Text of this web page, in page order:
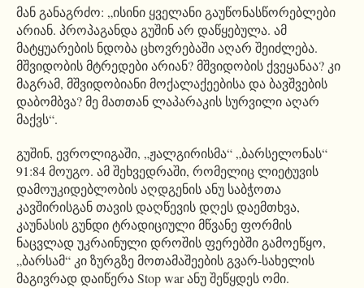
მან განაგრძო: „ისინი ყველანი გაუწონასწორებლები
არიან. პროპაგანდა გუშინ არ დაწყებულა. ამ
მატყუარების ნდობა ცხოვრებაში აღარ შეიძლება.
მშვიდობის მტრედები არიან? მშვიდობის ქვეყანაა? კი
მაგრამ, მშვიდობიანი მოქალაქეებისა და ბავშვების
დაბომბვა? მე მათთან ლაპარაკის სურვილი აღარ
მაქვს“.
გუშინ, ევროლიგაში, „ჟალგირისმა“ „ბარსელონას“
91:84 მოუგო. ამ შეხვედრაში, რომელიც ლიეტუვის
დამოუკიდებლობის აღდგენის ანუ საბჭოთა
კავშირისგან თავის დაღწევის დღეს დაემთხვა,
კაუნასის გუნდი ტრადიციული მწვანე ფორმის
ნაცვლად უკრაინული დროშის ფერებში გამოეწყო,
„ბარსამ“ კი ზურგზე მოთამაშეების გვარ-სახელის
მაგივრად დაიწერა Stop war ანუ შეწყდეს ომი.